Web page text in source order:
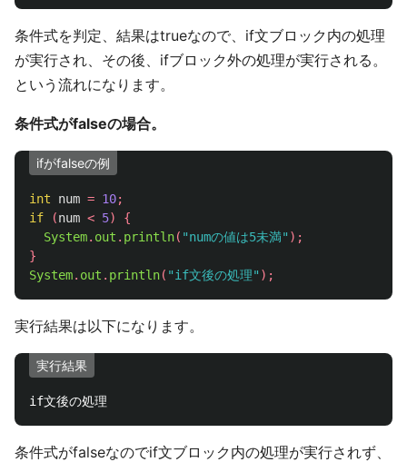
条件式を判定、結果はtrueなので、if文ブロック内の処理
が実行され、その後、ifブロック外の処理が実行される。
という流れになります。
条件式がfalseの場合。
ifがfalseの例
int num = 10;
if
(num < 5)
{
System. out . println( "numの値は5未満" );
}
System. out . println( "if文後の処理" );
実行結果は以下になります。
実行結果
条件式がfalseなのでif文ブロック内の処理が実行されず、